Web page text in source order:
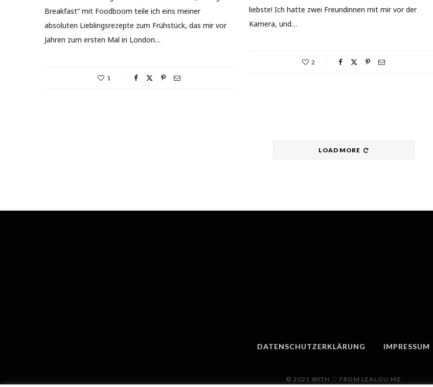
Breakfast“ mit Foodboom teile ich eins meiner
absoluten Lieblingsrezepte zum Frühstück, das mir vor
Jahren zum ersten Mal in London…
1
liebste! Ich hatte zwei Freundinnen mit mir vor der
Kamera, und…
2
LOAD MORE
DATENSCHUTZERKLÄRUNG IMPRESSUM
© 2021 WITH ♡ FROM LEALOU.ME